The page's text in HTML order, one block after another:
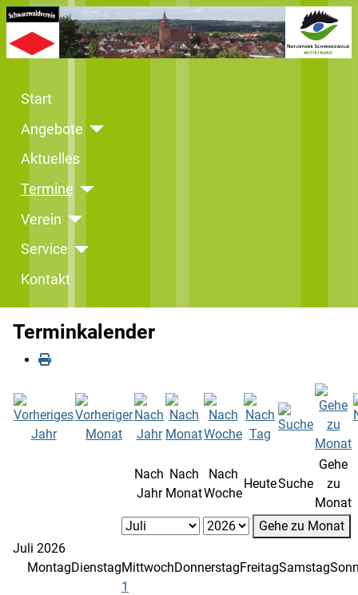
Start
Angebote
Aktuelles
Termine
Verein
Service
Kontakt
Terminkalender
Nach
Jahr
Nach
Monat
Nach
Woche
HeuteSuche
Gehe
zu
Monat
Gehe zu Monat
Juli 2026
MontagDienstagMittwochDonnerstagFreitagSamstag
1